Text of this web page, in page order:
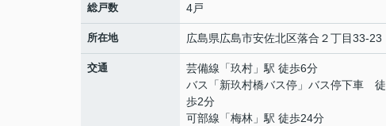
総戸数 4戸
所在地 広島県広島市安佐北区落合 ２丁目33-23
交通 芸備線 「玖村 」駅 徒歩6分
バス「新玖村橋バス停」バス停下車 徒
歩2分
可部線 「梅林 」駅 徒歩24分